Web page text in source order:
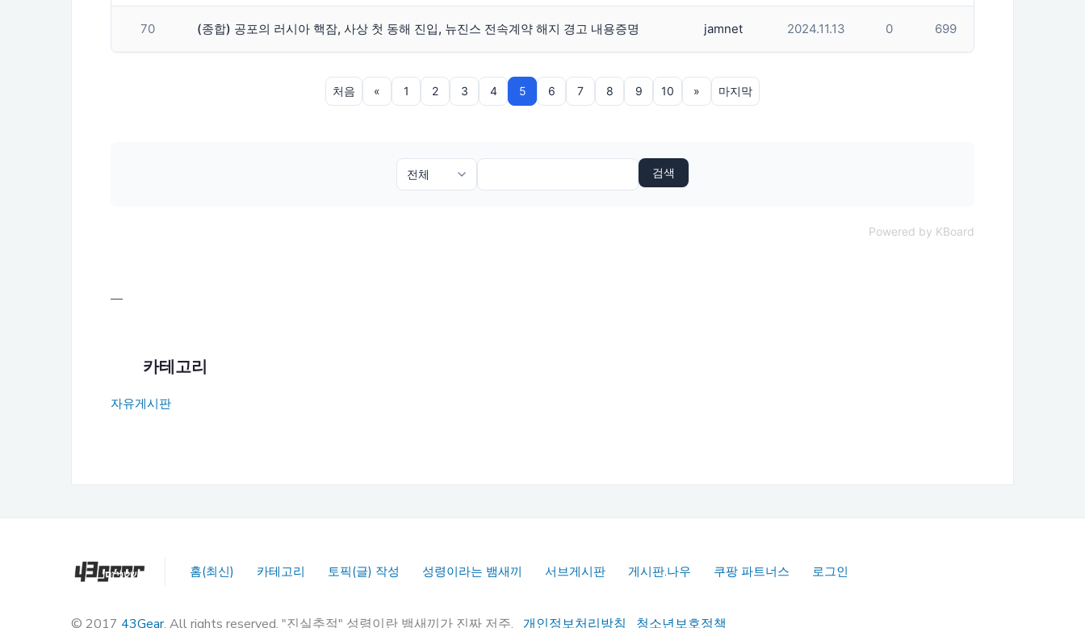
70 (종합) 공포의 러시아 핵잠, 사상 첫 동해 진입, 뉴진스 전속계약 해지 경고 내용증명 jamnet 2024.11.13 0 699
처음 « 1 2 3 4 5 6 7 8 9 10 » 마지막
검색
Powered by KBoard
—
카테고리
자유게시판
홈(최신) 카테고리 토픽(글) 작성 성령이라는 뱀새끼 서브게시판 게시판.나우 쿠팡 파트너스 로그인
© 2017 43Gear. All rights reserved. "진실추적" 성령이란 뱀새끼가 진짜 저주. 개인정보처리방침 청소년보호정책